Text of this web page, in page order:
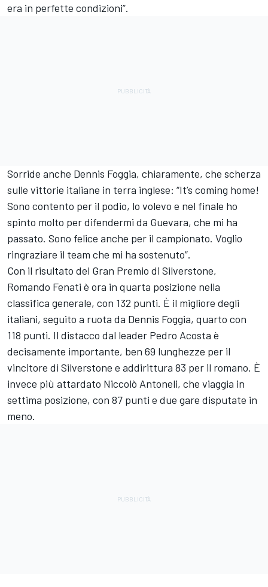
era in perfette condizioni”.
Sorride anche Dennis Foggia, chiaramente, che scherza
sulle vittorie italiane in terra inglese: “It’s coming home!
Sono contento per il podio, lo volevo e nel finale ho
spinto molto per difendermi da Guevara, che mi ha
passato. Sono felice anche per il campionato. Voglio
ringraziare il team che mi ha sostenuto”.
Con il risultato del Gran Premio di Silverstone,
Romando Fenati è ora in quarta posizione nella
classifica generale, con 132 punti. È il migliore degli
italiani, seguito a ruota da Dennis Foggia, quarto con
118 punti. Il distacco dal leader Pedro Acosta è
decisamente importante, ben 69 lunghezze per il
vincitore di Silverstone e addirittura 83 per il romano. È
invece più attardato Niccolò Antoneli, che viaggia in
settima posizione, con 87 punti e due gare disputate in
meno.